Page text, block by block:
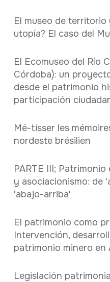
El museo de territorio
utopía? El caso del
El Ecomuseo del Río
Córdoba): un
desde el patrimonio
participación
Mé-tisser les
nordeste brésilien
PARTE III;
y asociacionismo: de
'abajo-arriba'
El patrimonio como
Intervención,
patrimonio minero en
Legislación